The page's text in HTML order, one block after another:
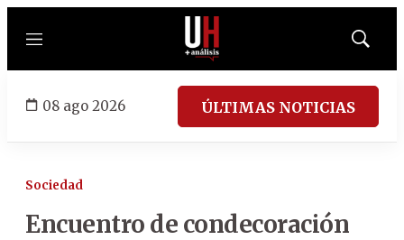
Menú
Mostrar
08 ago 2026 ÚLTIMAS NOTICIAS
Sociedad
Encuentro de condecoración